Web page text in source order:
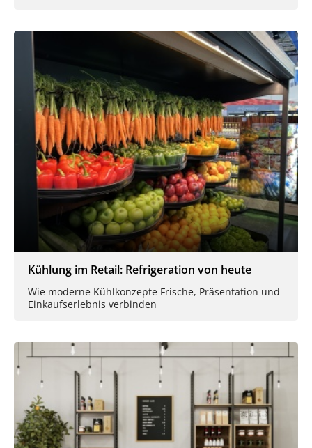
Kühlung im Retail: Refrigeration von heute
Wie moderne Kühlkonzepte Frische, Präsentation und
Einkaufserlebnis verbinden